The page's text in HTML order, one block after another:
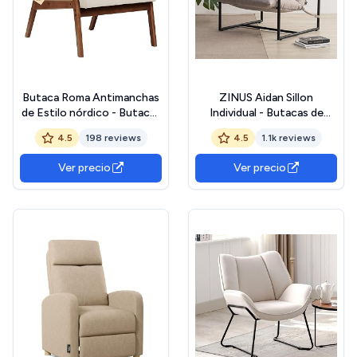
Butaca Roma Antimanchas
de Estilo nórdico - Butacas
de Salon Madera Maciza -
Butaca Dormitorio
(Beige/Nogal)
4.5 198 reviews
Ver precio
ZINUS Aidan Sillon
Individual - Butacas de
Salon con Estructura
Acero y Cojines de Espuma
Escamada - Montaje Fácil Y
Rápido - Beige Avena
4.5 1.1k reviews
Ver precio